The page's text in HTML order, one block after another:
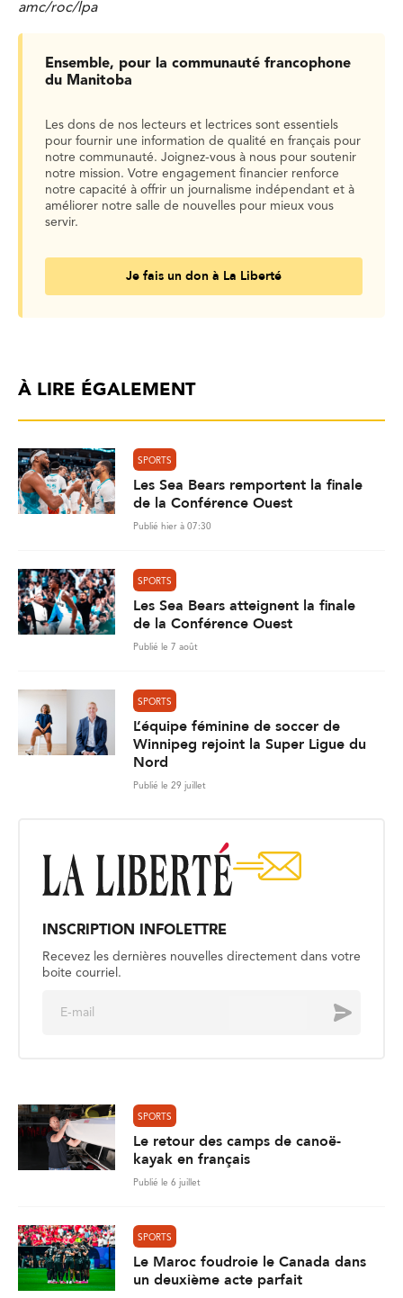
amc/roc/lpa
Ensemble, pour la communauté francophone
du Manitoba
Les dons de nos lecteurs et lectrices sont essentiels
pour fournir une information de qualité en français pour
notre communauté. Joignez-vous à nous pour soutenir
notre mission. Votre engagement financier renforce
notre capacité à offrir un journalisme indépendant et à
améliorer notre salle de nouvelles pour mieux vous
servir.
Je fais un don à La Liberté
À LIRE ÉGALEMENT
SPORTS
Les Sea Bears remportent la finale
de la Conférence Ouest
Publié hier à 07:30
SPORTS
Les Sea Bears atteignent la finale
de la Conférence Ouest
Publié le 7 août
SPORTS
L’équipe féminine de soccer de
Winnipeg rejoint la Super Ligue du
Nord
Publié le 29 juillet
INSCRIPTION INFOLETTRE
Recevez les dernières nouvelles directement dans votre
boite courriel.
Envoyer
SPORTS
Le retour des camps de canoë-
kayak en français
Publié le 6 juillet
SPORTS
Le Maroc foudroie le Canada dans
un deuxième acte parfait